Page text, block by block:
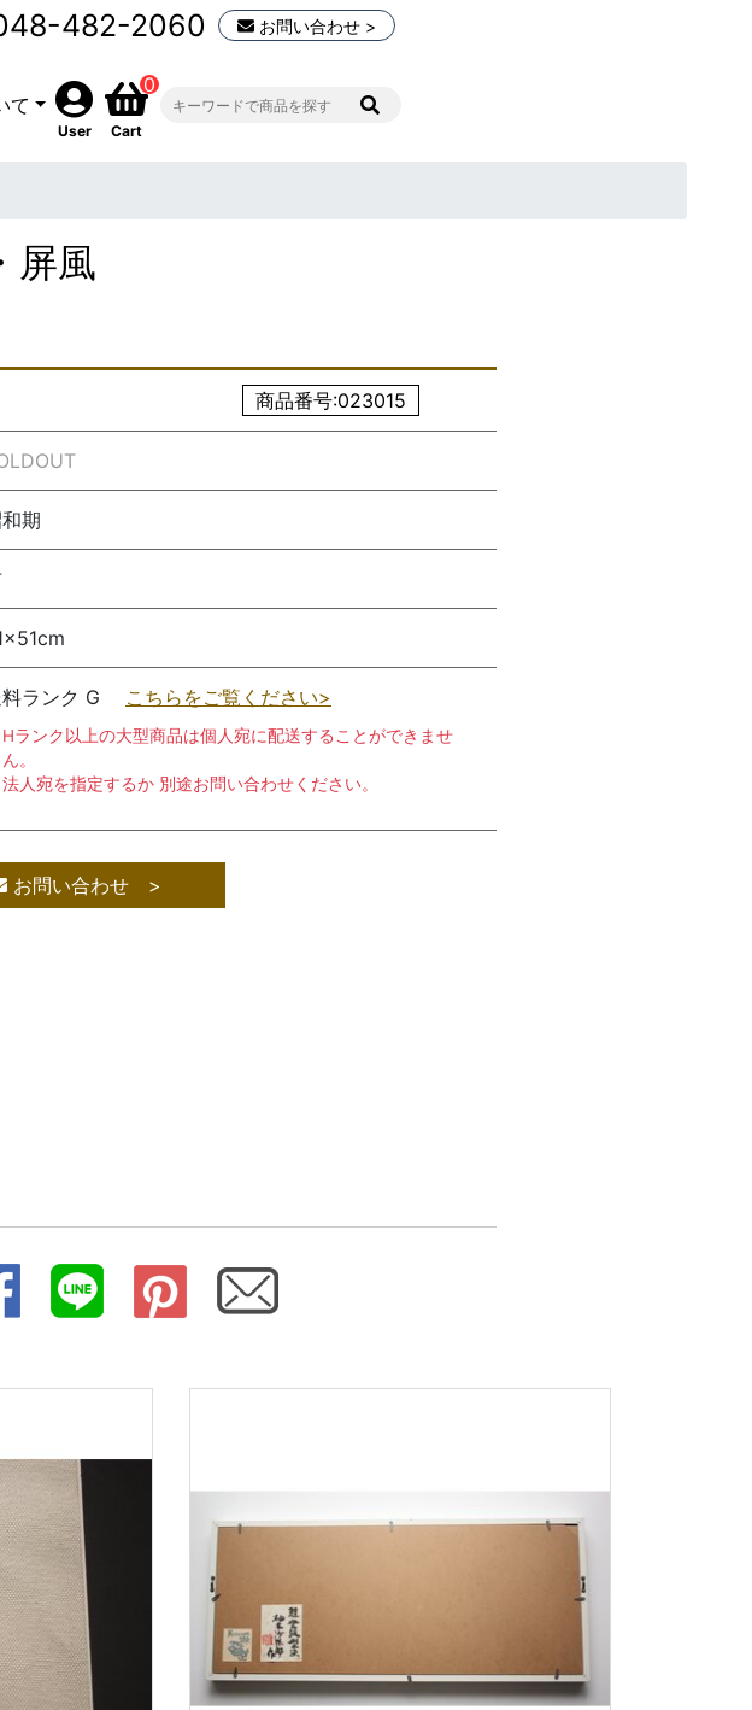
482-2060 お問い合わせ >
て
User
0
Cart
屏風
商品番号:023015
期
料ランク G こちらをご覧ください>
Hランク以上の大型商品は個人宛に配送することができませ
ん。
法人宛を指定するか 別途お問い合わせください。
お問い合わせ >